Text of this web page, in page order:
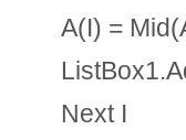
A(I) =
Next I